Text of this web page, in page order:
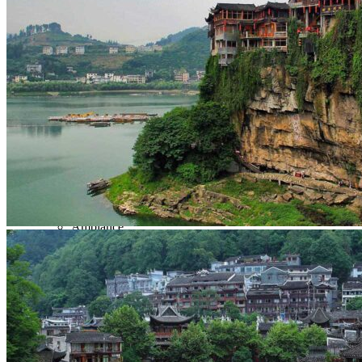
Sud Ouest
Chongqing 重庆
Guangxi 广西
Guizhou 贵州
Hubei
Sichuan 四川
Tibet 西藏
Yunnan 云南
Circuits
Organisation
Circuits sur mesure
Nos Petits Groupes
Ambiance
Classique et incontournables
Culture & expériences
Nature et grands paysages
Famille et enfants
Trekking et aventure
Luxe et exception
Où et quand partir ?
Printemps
Eté